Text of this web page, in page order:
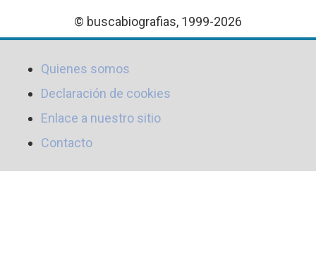
© buscabiografias, 1999-2026
Quienes somos
Declaración de cookies
Enlace a nuestro sitio
Contacto